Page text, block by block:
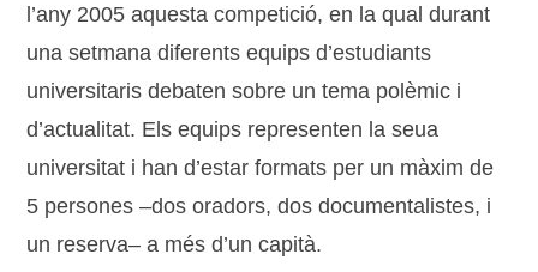
l’any 2005 aquesta competició, en la qual durant
una setmana diferents equips d’estudiants
universitaris debaten sobre un tema polèmic i
d’actualitat. Els equips representen la seua
universitat i han d’estar formats per un màxim de
5 persones –dos oradors, dos documentalistes, i
un reserva– a més d’un capità.